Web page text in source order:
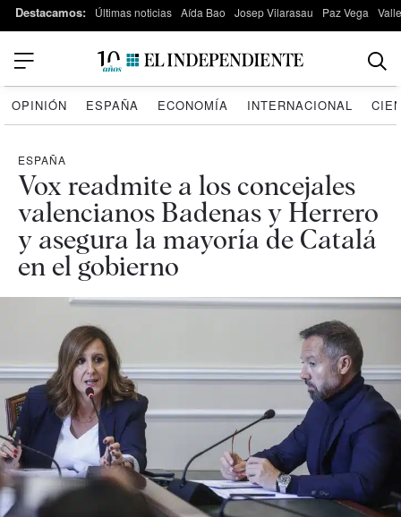
Destacamos: Últimas noticias Aída Bao Josep Vilarasau Paz Vega
OPINIÓN ESPAÑA ECONOMÍA INTERNACIONAL
ESPAÑA
Vox readmite a los concejales
valencianos Badenas y Herrero
y asegura la mayoría de Catalá
en el gobierno